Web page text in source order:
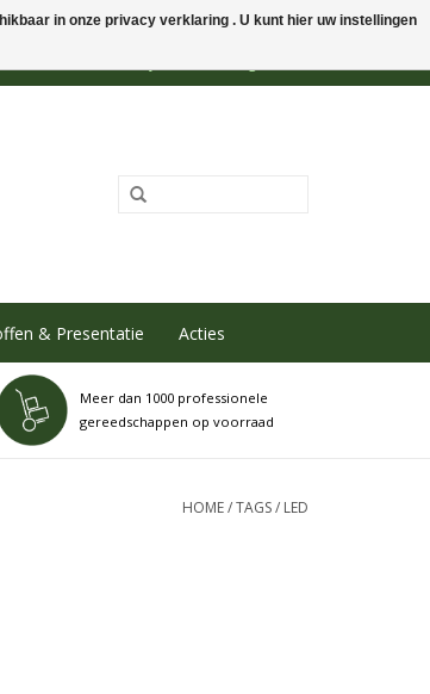
& Presentatie Acties
Meer dan 1000 professionele
gereedschappen op voorraad
HOME/TAGS/ LED
in onze privacy verklaring . U kunt hier uw instellingen